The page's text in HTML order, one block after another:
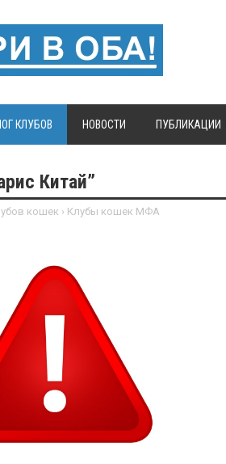
КЛУБОВ НОВОСТИ ПУБЛИКАЦИИ
Китай”
кошек › Клубы кошек МФА